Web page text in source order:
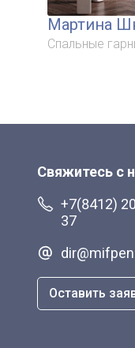
Мартина
Спальные
Свяжитесь с
+7(8412)
37
Оставить